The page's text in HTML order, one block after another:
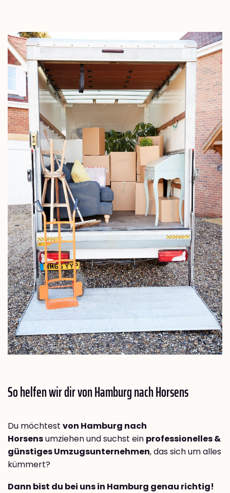
So helfen wir dir von Hamburg nachHorsens
Du möchtest von Hamburg nach
Horsensumziehen und suchst ein professionelles &
günstiges Umzugsunternehmen, das sich um alles
kümmert?
Dann bist du bei uns in Hamburg genau richtig!